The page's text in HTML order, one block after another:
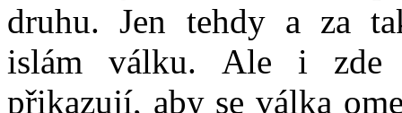
druhu. Jen tehdy a za
islám válku. Ale i zde
přikazují, aby se válka